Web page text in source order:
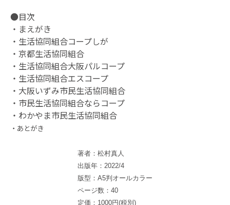
●目次
・まえがき
・生活協同組合コープしが
・京都生活協同組合
・生活協同組合大阪パルコープ
・生活協同組合エスコープ
・大阪いずみ市民生活協同組合
・市民生活協同組合ならコープ
・わかやま市民生活協同組合
・あとがき
著者：松村真人
出版年：2022/4
版型：A5判オールカラー
ページ数：40
定価：1000円(税別)